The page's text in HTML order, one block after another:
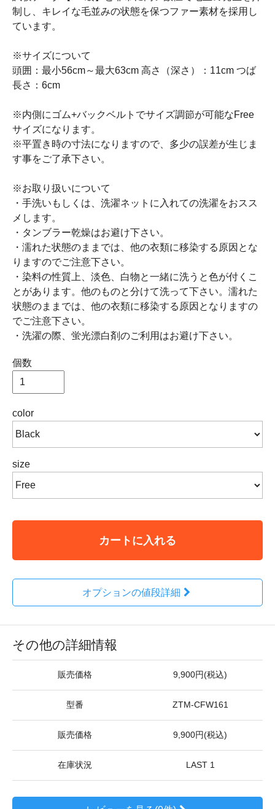
制し、キレイな毛並みの状態を保つファー素材を採用し
ています。
※サイズについて
頭囲：最小56cm～最大63cm 高さ（深さ）：11cm つば
長さ：6cm
※内側にゴム+バックベルトでサイズ調節が可能なFree
サイズになります。
※平置き時の寸法になりますので、多少の誤差が生じま
す事をご了承下さい。
※お取り扱いについて
・手洗いもしくは、洗濯ネットに入れての洗濯をおスス
メします。
・タンブラー乾燥はお避け下さい。
・濡れた状態のままでは、他の衣類に移染する原因とな
りますのでご注意下さい。
・染料の性質上、淡色、白物と一緒に洗うと色が付くこ
とがあります。他のものと分けて洗って下さい。濡れた
状態のままでは、他の衣類に移染する原因となりますの
でご注意下さい。
・洗濯の際、蛍光漂白剤のご利用はお避け下さい。
個数
color
size
カートに入れる
オプションの値段詳細
その他の詳細情報
販売価格 9,900円(税込)
型番 ZTM-CFW161
販売価格 9,900円(税込)
在庫状況 LAST 1